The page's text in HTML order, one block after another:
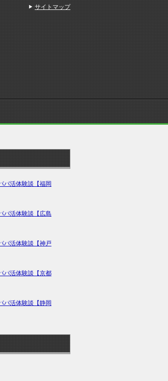
パ活体験談【福岡
パ活体験談【広島
パ活体験談【神戸
パ活体験談【京都
パ活体験談【静岡
サイトマップ